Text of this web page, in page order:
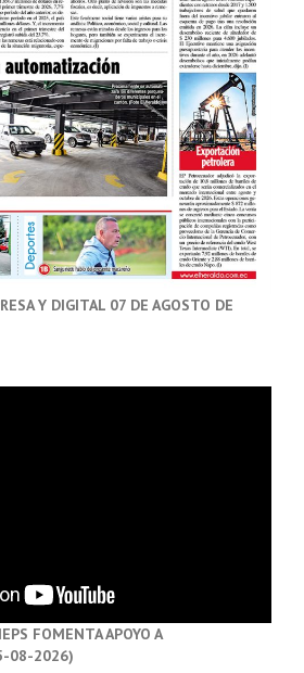
Y DIGITAL 07 DE AGOSTO DE
IEPS FOMENTA APOYO A
08-2026)